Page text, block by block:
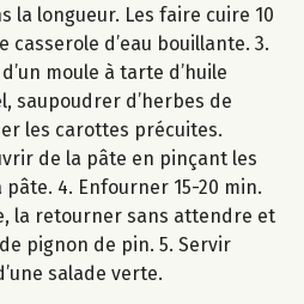
la longueur. Les faire cuire 10
casserole d’eau bouillante. 3.
moule à tarte d’huile
saupoudrer d’herbes de
les carottes précuites.
de la pâte en pinçant les
4. Enfourner 15-20 min.
la retourner sans attendre et
pignon de pin. 5. Servir
salade verte.